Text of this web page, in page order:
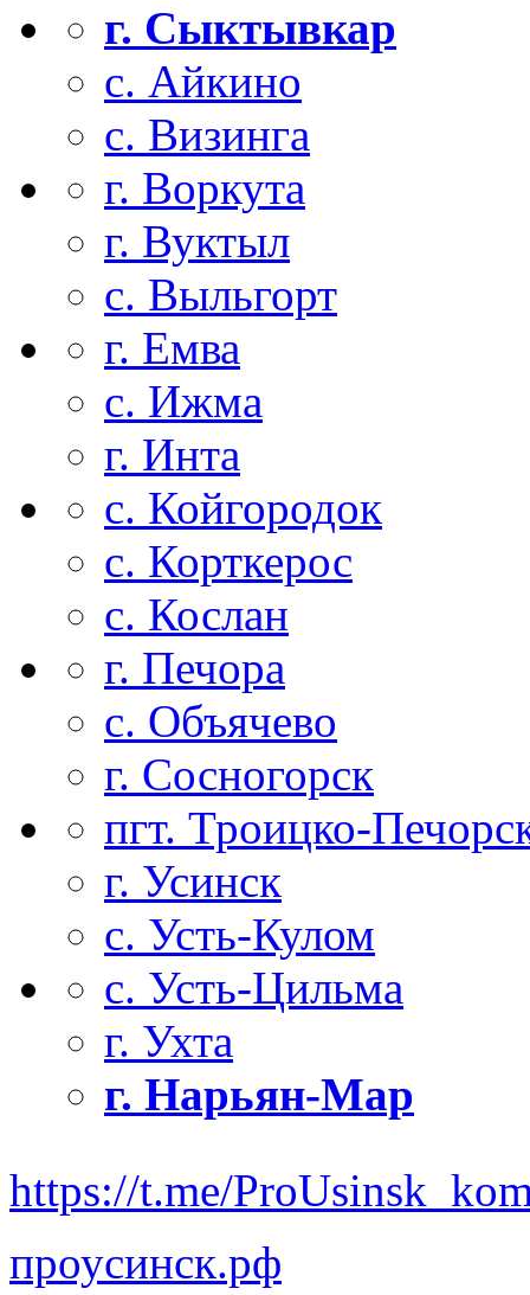
г. Сыктывкар
с. Айкино
с. Визинга
г. Воркута
г. Вуктыл
с. Выльгорт
г. Емва
с. Ижма
г. Инта
с. Койгородок
с. Корткерос
с. Кослан
г. Печора
с. Объячево
г. Сосногорск
пгт. Троицко-
г. Усинск
с. Усть-Кулом
с. Усть-Цильма
г. Ухта
г. Нарьян-Мар
https://t.me/
проусинск.рф